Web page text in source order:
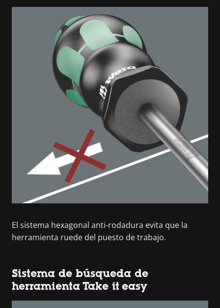
El sistema hexagonal anti-rodadura evita que la
herramienta ruede del puesto de trabajo.
Sistema de búsqueda de
herramienta Take it easy